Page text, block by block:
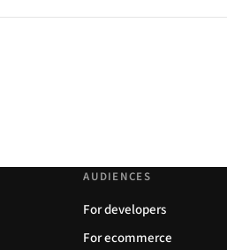
AUDIENCES
For developers
For ecommerce